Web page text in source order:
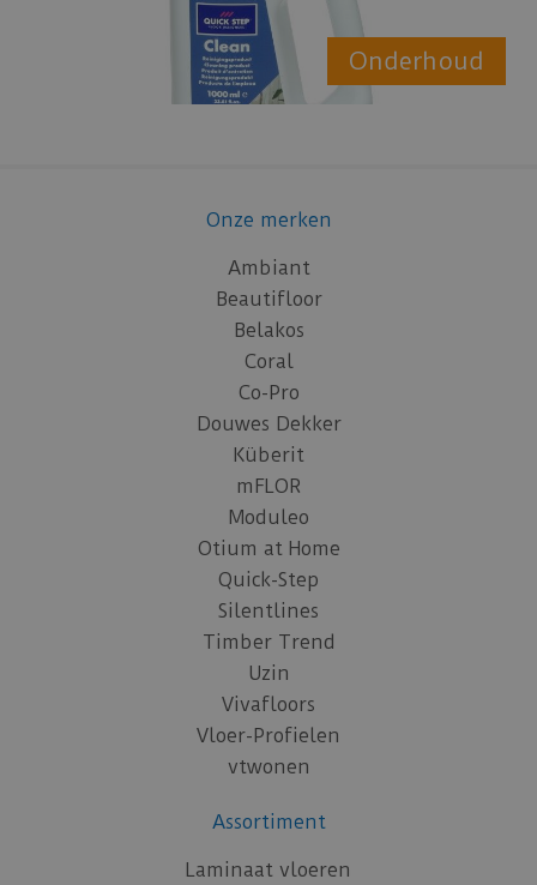
Onderhoud
Onze merken
Ambiant
Beautifloor
Belakos
Coral
Co-Pro
Douwes Dekker
Küberit
mFLOR
Moduleo
Otium at Home
Quick-Step
Silentlines
Timber Trend
Uzin
Vivafloors
Vloer-Profielen
vtwonen
Assortiment
Laminaat vloeren